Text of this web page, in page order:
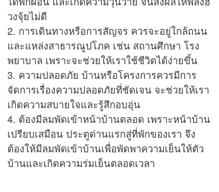
วงจุ้ยไม่ดี
2. การเดินทางหรือการสัญจร ควรจะอยู่ใกล้ถนน
และแหล่งสาธารณูปโภค เช่น สถานศึกษา โรง
พยาบาล เพราะจะช่วยให้เราใช้ชีวิตได้ง่ายขึ้น
3. ความปลอดภัย บ้านหรือโครงการควรมีการ
จัดการเรื่องความปลอดภัยที่ชัดเจน จะช่วยให้เรา
เกิดความสบายใจและรู้สึกอบอุ่น
4. ต้องมีลมพัดเข้าหน้าบ้านตลอด เพราะหน้าบ้าน
เปรียบเสมือน ประตูด่านแรกสู่ที่พักของเรา จึง
ต้องให้มีลมพัดเข้าบ้านเพื่อพัดพาความเย็นให้ตัว
บ้านและเกิดความร่มเย็นตลอดเวลา